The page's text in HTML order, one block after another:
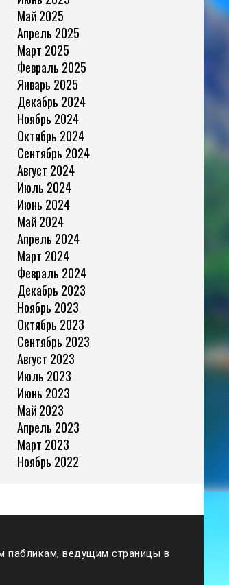
Май 2025
Апрель 2025
Март 2025
Февраль 2025
Январь 2025
Декабрь 2024
Ноябрь 2024
Октябрь 2024
Сентябрь 2024
Август 2024
Июль 2024
Июнь 2024
Май 2024
Апрель 2024
Март 2024
Февраль 2024
Декабрь 2023
Ноябрь 2023
Октябрь 2023
Сентябрь 2023
Август 2023
Июль 2023
Июнь 2023
Май 2023
Апрель 2023
Март 2023
Ноябрь 2022
пабликам, ведущим страницы в